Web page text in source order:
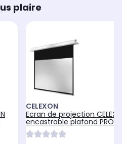
plaire
CELEXON
Ecran de projection
encastrable plafond PRO Plus
160x120